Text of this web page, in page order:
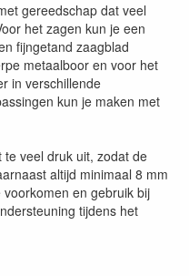
gereedschap dat veel
het zagen kun je een
fijngetand zaagblad
metaalboor en voor het
in verschillende
kun je maken met
veel druk uit, zodat de
altijd minimaal 8 mm
en gebruik bij
tijdens het